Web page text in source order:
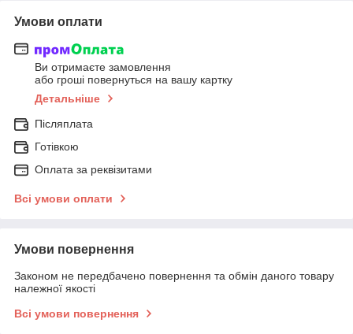
Умови оплати
Ви отримаєте замовлення
або гроші повернуться на вашу картку
Детальніше
Післяплата
Готівкою
Оплата за реквізитами
Всі умови оплати
Умови повернення
Законом не передбачено повернення та обмін даного товару
належної якості
Всі умови повернення